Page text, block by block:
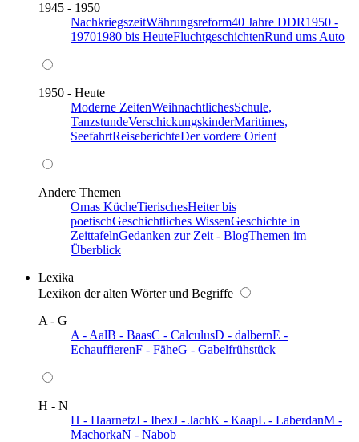
1945 - 1950
NachkriegszeitWährungsreform40 Jahre DDR1950 -
19701980 bis HeuteFluchtgeschichtenRund ums Auto
1950 - Heute
Moderne ZeitenWeihnachtlichesSchule,
TanzstundeVerschickungskinderMaritimes,
SeefahrtReiseberichteDer vordere Orient
Andere Themen
Omas KücheTierischesHeiter bis
poetischGeschichtliches WissenGeschichte in
ZeittafelnGedanken zur Zeit - BlogThemen im
Überblick
Lexika
Lexikon der alten Wörter und Begriffe
A - G
A - AalB - BaasC - CalculusD - dalbernE -
EchauffierenF - FäheG - Gabelfrühstück
H - N
H - HaarnetzI - IbexJ - JachK - KaapL - LaberdanM -
MachorkaN - Nabob